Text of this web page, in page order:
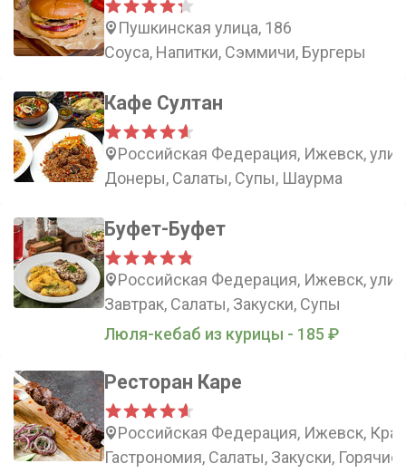
Пушкинская улица, 186
Соуса, Напитки, Сэммичи, Бургеры
Кафе Султан
Российская Федерация, Ижевск,
Донеры, Салаты, Супы, Шаурма
Буфет-Буфет
Российская Федерация, Ижевск,
Завтрак, Салаты, Закуски, Супы
Люля-кебаб из курицы - 185 ₽
Ресторан Каре
Российская Федерация, Ижевск,
Гастрономия, Салаты, Закуски, Горячие